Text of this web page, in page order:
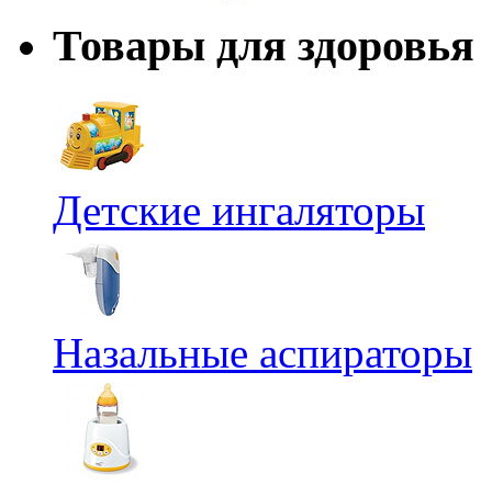
Товары для здоровья
Детские ингаляторы
Назальные аспираторы